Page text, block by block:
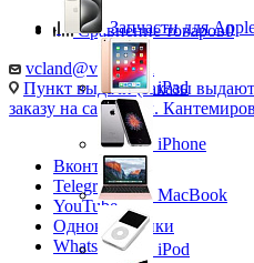
Сравнение товаров0
vcland@vcland.ru
Пункт выдачи (заказы
заказу на сайте), ул.
Вконтакте
Telegram
YouTube
Одноклассники
WhatsApp
Запчасти для
iPad
iPhone
MacBook
iPod